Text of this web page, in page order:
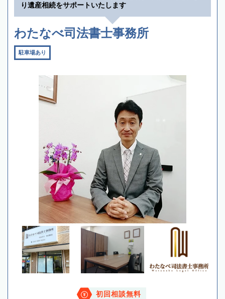
り遺産相続をサポートいたします
わたなべ司法書士事務所
駐車場あり
初回相談無料